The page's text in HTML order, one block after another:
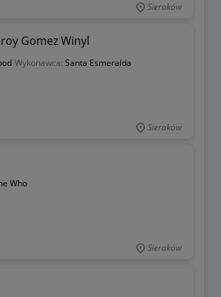
Sieraków
Gomez Winyl
Wykonawca: Santa Esmeralda
Sieraków
Who
Sieraków